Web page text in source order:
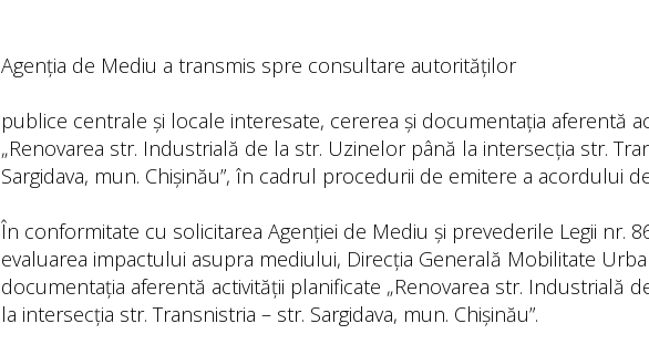
Agenția de Mediu a transmis spre consultare autorităților
publice centrale și locale interesate, cererea și documentația aferentă
„Renovarea str. Industrială de la str. Uzinelor până la intersecția str.
Sargidava, mun. Chișinău”, în cadrul procedurii de emitere a acordului
În conformitate cu solicitarea Agenției de Mediu și prevederile Legii nr.
evaluarea impactului asupra mediului, Direcția Generală Mobilitate
documentația aferentă activității planificate „Renovarea str. Industrială
la intersecția str. Transnistria – str. Sargidava, mun. Chișinău”.